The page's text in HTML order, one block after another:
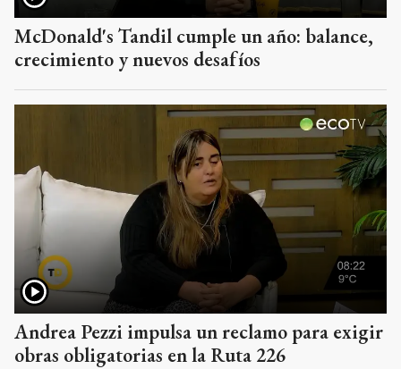
McDonald's Tandil cumple un año: balance,
crecimiento y nuevos desafíos
Andrea Pezzi impulsa un reclamo para exigir
obras obligatorias en la Ruta 226